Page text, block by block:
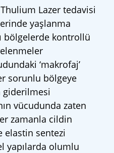
Lazer tedavisi
yaşlanma
bölgelerde kontrollü
‘makrofaj’
sorunlu bölgeye
vücudunda zaten
zamanla cildin
elastin sentezi
yapılarda olumlu